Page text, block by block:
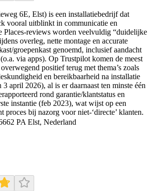
6E, Elst) is een installatiebedrijf dat
vooral uitblinkt in communicatie en
Places-reviews worden veelvuldig “duidelijke
overleg, nette montage en accurate
groepenkast genoemd, inclusief aandacht
via apps). Op Trustpilot komen de meest
positief terug met thema’s zoals
en bereikbaarheid na installatie
april 2026), al is er daarnaast ten minste één
rond garantie/klantstatus en
instantie (feb 2023), wat wijst op een
proces bij nazorg voor niet-‘directe’ klanten.
PA Elst, Nederland